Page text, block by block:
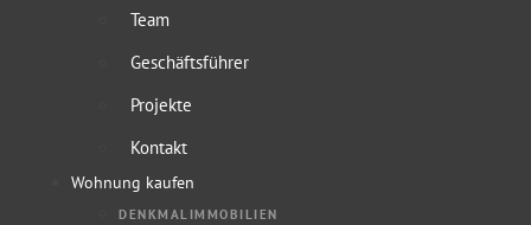
Team
Geschäftsführer
Projekte
Kontakt
Wohnung kaufen
DENKMALIMMOBILIEN